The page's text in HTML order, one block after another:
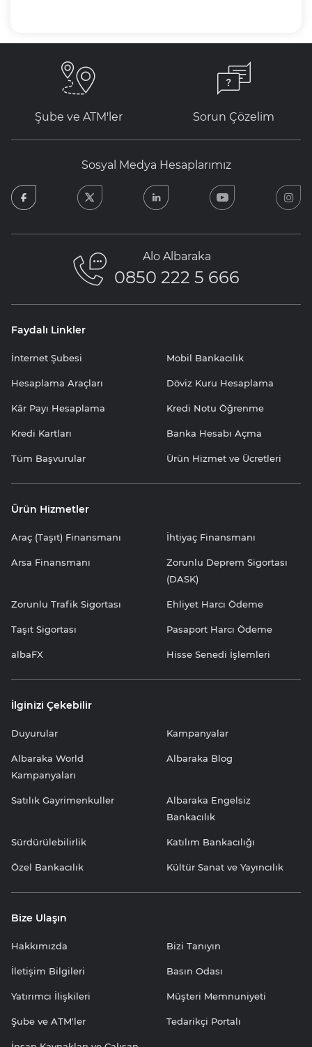
Şube ve ATM'ler Sorun Çözelim
Sosyal Medya Hesaplarımız
facebook
Alo Albaraka
0850 222 5 666
Faydalı Linkler
İnternet Şubesi Mobil Bankacılık
Hesaplama Araçları Döviz Kuru Hesaplama
Kâr Payı Hesaplama Kredi Notu Öğrenme
Kredi Kartları Banka Hesabı Açma
Tüm Başvurular Ürün Hizmet ve Ücretleri
Ürün Hizmetler
Araç (Taşıt) Finansmanı İhtiyaç Finansmanı
Arsa Finansmanı
Zorunlu Deprem Sigortası
(DASK)
Zorunlu Trafik Sigortası Ehliyet Harcı Ödeme
Taşıt Sigortası Pasaport Harcı Ödeme
albaFX Hisse Senedi İşlemleri
İlginizi Çekebilir
Duyurular Kampanyalar
Albaraka World
Kampanyaları
Albaraka Blog
Satılık Gayrimenkuller
Albaraka Engelsiz
Bankacılık
Sürdürülebilirlik Katılım Bankacılığı
Özel Bankacılık Kültür Sanat ve Yayıncılık
Bize Ulaşın
Hakkımızda Bizi Tanıyın
İletişim Bilgileri Basın Odası
Yatırımcı İlişkileri Müşteri Memnuniyeti
Şube ve ATM'ler Tedarikçi Portalı